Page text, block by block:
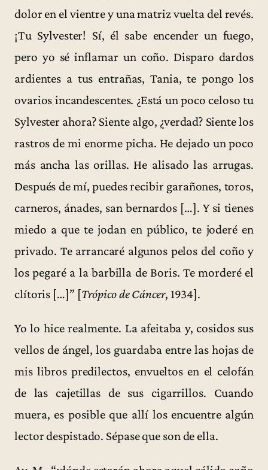
dolor en el vientre y una matriz vuelta del revés.
¡Tu Sylvester! Sí, él sabe encender un fuego,
pero yo sé inflamar un coño. Disparo dardos
ardientes a tus entrañas, Tania, te pongo los
ovarios incandescentes. ¿Está un poco celoso tu
Sylvester ahora? Siente algo, ¿verdad? Siente los
rastros de mi enorme picha. He dejado un poco
más ancha las orillas. He alisado las arrugas.
Después de mí, puedes recibir garañones, toros,
carneros, ánades, san bernardos […]. Y si tienes
miedo a que te jodan en público, te joderé en
privado. Te arrancaré algunos pelos del coño y
los pegaré a la barbilla de Boris. Te morderé el
clítoris […]” [Trópico de Cáncer, 1934].
Yo lo hice realmente. La afeitaba y, cosidos sus
vellos de ángel, los guardaba entre las hojas de
mis libros predilectos, envueltos en el celofán
de las cajetillas de sus cigarrillos. Cuando
muera, es posible que allí los encuentre algún
lector despistado. Sépase que son de ella.